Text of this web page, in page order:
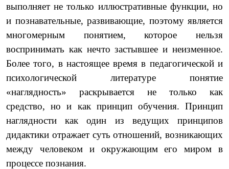
выполняет не только иллюстративные функции, но
и познавательные, развивающие, поэтому является
многомерным понятием, которое нельзя
воспринимать как нечто застывшее и неизменное.
Более того, в настоящее время в педагогической и
психологической литературе понятие
«наглядность» раскрывается не только как
средство, но и как принцип обучения. Принцип
наглядности как один из ведущих принципов
дидактики отражает суть отношений, возникающих
между человеком и окружающим его миром в
процессе познания.